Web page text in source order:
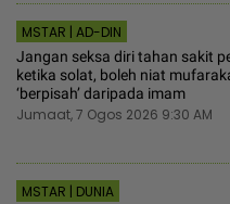
MSTAR | AD-DIN
Jangan seksa diri tahan sakit
ketika solat, boleh niat
‘berpisah’ daripada imam
Jumaat, 7 Ogos 2026 9:30 AM
MSTAR | DUNIA